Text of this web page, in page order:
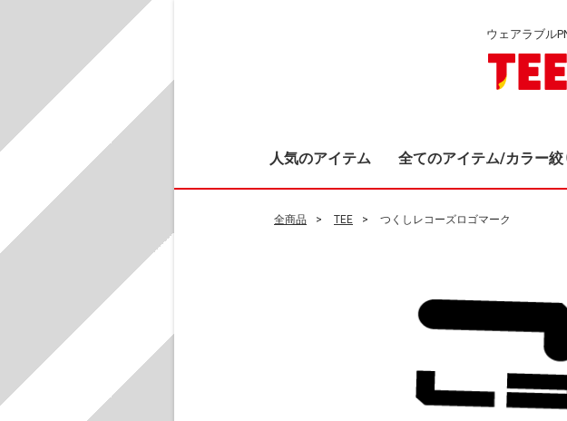
ウェアラブル
人気のアイテム 全てのアイテム/カラー絞
全商品 TEE つくしレコーズロゴマーク